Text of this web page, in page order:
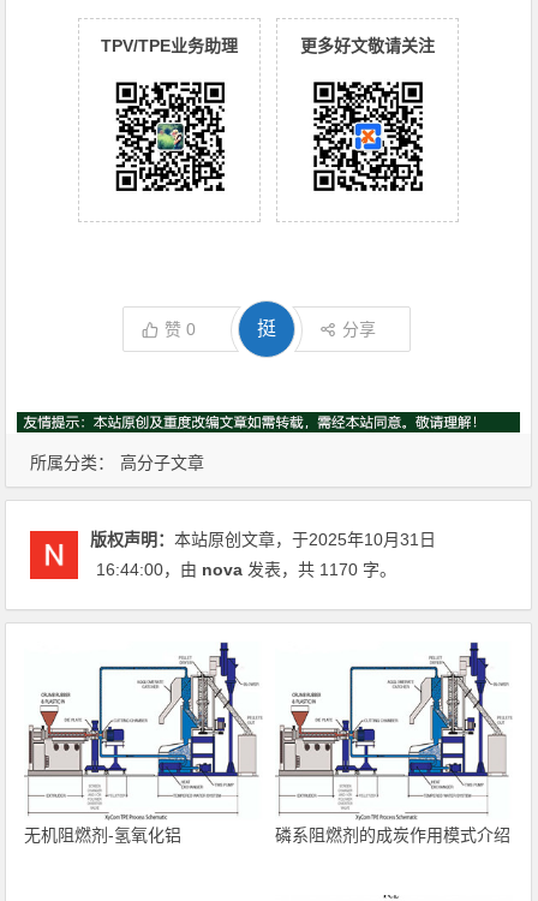
所属分类： 高分子文章
TPV/TPE业务助理 更多好文敬请关注
赞0 挺 分享
版权声明：本站原创文章，于2025年10月31日
16:44:00，由 nova 发表，共 1170 字。
无机阻燃剂-氢氧化铝 磷系阻燃剂的成炭作用模式介绍